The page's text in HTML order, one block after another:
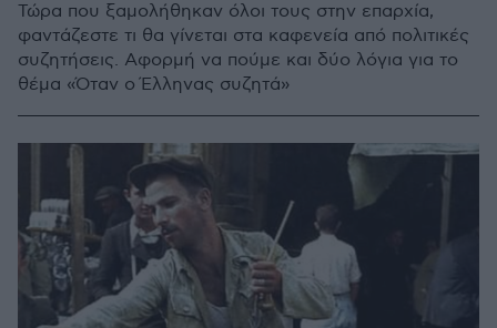
Τώρα που ξαμολήθηκαν όλοι τους στην επαρχία,
φαντάζεστε τι θα γίνεται στα καφενεία από πολιτικές
συζητήσεις. Αφορμή να πούμε και δύο λόγια για το
θέμα «Όταν ο Έλληνας συζητά»